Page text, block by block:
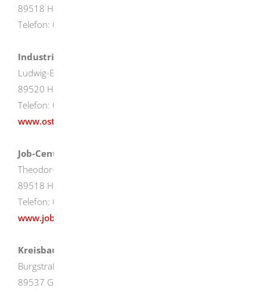
89518 Heidenheim
Telefon: 07321/ 38-0
Industrie- und Handelskammer
Ludwig-Erhard-Straße 1
89520 Heidenheim
Telefon: 07321/ 324-0
www.ostwuerttemberg.ihk.de
Job-Center
Theodor-Heuss-Str. 1
89518 Heidenheim
Telefon: 07321 / 345-0
www.jobcenter-heidenheim.de/
Kreisbaugesellschaft
Burgstraße 30
89537 Giengen